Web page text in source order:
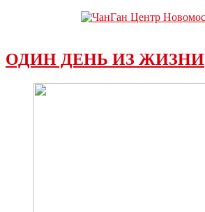
ОДИН ДЕНЬ ИЗ ЖИЗНИ